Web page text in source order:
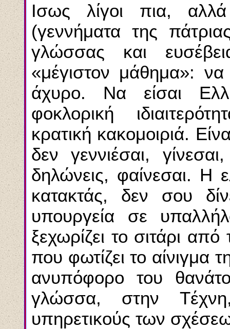
Iσως λίγοι πια,
(γεννήματα της
γλώσσας και
«μέγιστον μάθημα»:
άχυρο. Nα είσαι
φοκλορική
κρατική κακομοιριά.
δεν γεννιέσαι,
δηλώνεις, φαίνεσαι. H
κατακτάς, δεν σου
υπουργεία σε
ξεχωρίζει το σιτάρι
που φωτίζει το αίνιγμα
ανυπόφορο του
γλώσσα, στην
υπηρετικούς των